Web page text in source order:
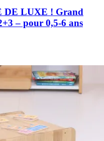
DE LUXE ! Grand
– pour 0,5-6 ans